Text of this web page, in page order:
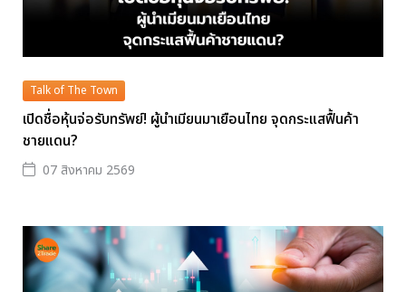
Talk of The Town
เปิดชื่อหุ้นจ่อรับทรัพย์! ผู้นำเมียนมาเยือนไทย จุดกระแสฟื้นค้า
ชายแดน?
07 สิงหาคม 2569